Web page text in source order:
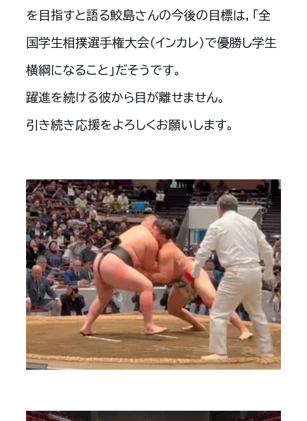
を目指すと語る鮫島さんの今後の目標は，「全
国学生相撲選手権大会（インカレ）で優勝し学生
横綱になること」だそうです。
躍進を続ける彼から目が離せません。
引き続き応援をよろしくお願いします。